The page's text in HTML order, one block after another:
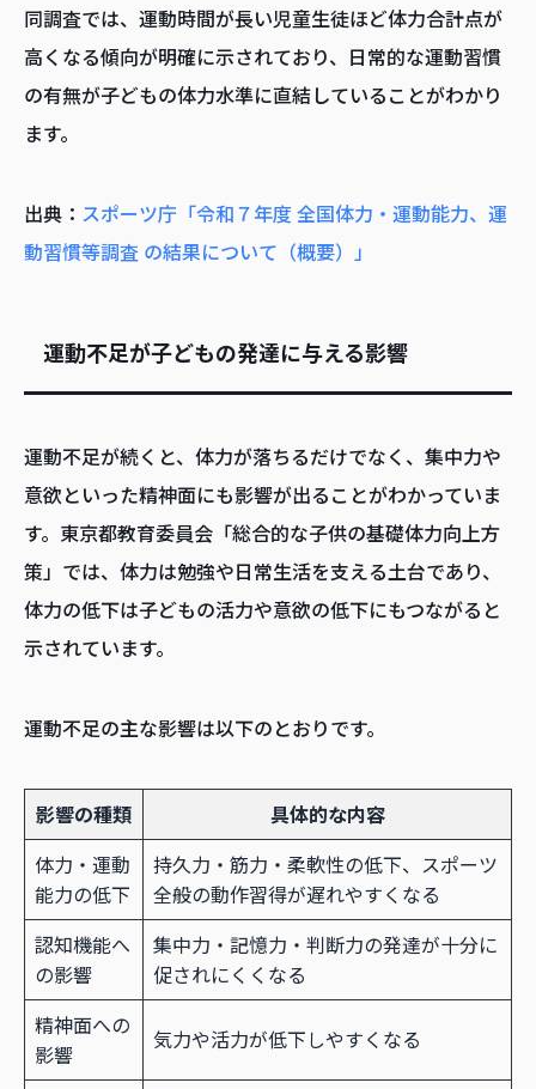
同調査では、運動時間が長い児童生徒ほど体力合計点が
高くなる傾向が明確に示されており、日常的な運動習慣
の有無が子どもの体力水準に直結していることがわかり
ます。
出典： スポーツ庁「令和７年度 全国体力・運動能力、運
動習慣等調査 の結果について（概要）」
運動不足が子どもの発達に与える影響
運動不足が続くと、体力が落ちるだけでなく、集中力や
意欲といった精神面にも影響が出ることがわかっていま
す。東京都教育委員会「総合的な子供の基礎体力向上方
策」では、体力は勉強や日常生活を支える土台であり、
体力の低下は子どもの活力や意欲の低下にもつながると
示されています。
運動不足の主な影響は以下のとおりです。
影響の種類
具体的な内容
体力・運動
能力の低下
持久力・筋力・柔軟性の低下、スポーツ
全般の動作習得が遅れやすくなる
認知機能へ
の影響
集中力・記憶力・判断力の発達が十分に
促されにくくなる
精神面への
影響
気力や活力が低下しやすくなる